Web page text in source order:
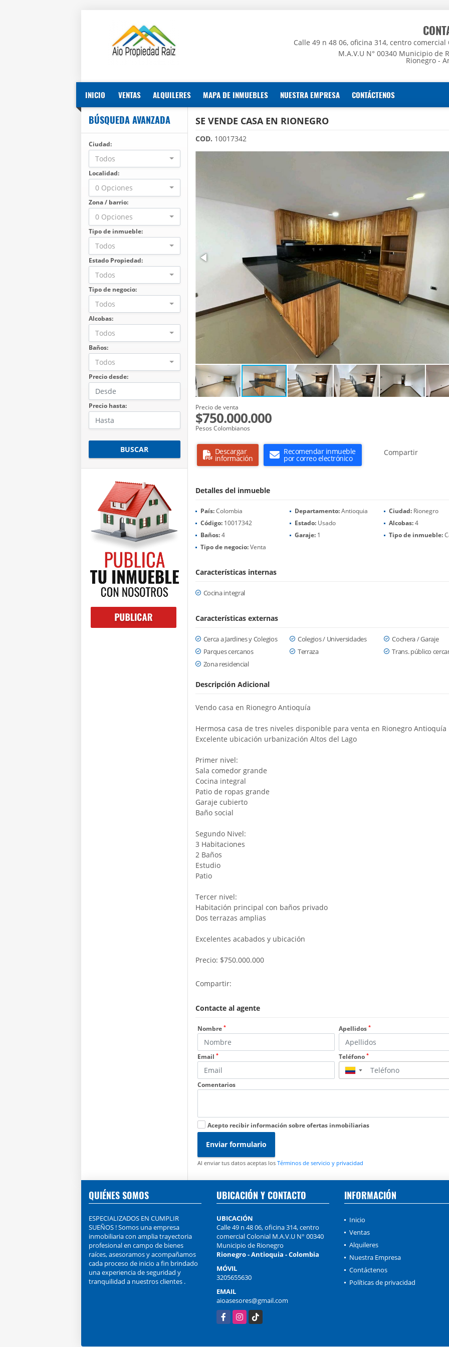
Calle 49 n 48 06, oficina 314, centro comercial
M.A.V.U N° 00340 Municipio de
Rionegro -
INICIO VENTAS ALQUILERES MAPA DE INMUEBLES NUESTRA EMPRESA CONTÁCTENOS
BÚSQUEDA AVANZADA
Ciudad:
Todos
Localidad:
0 Opciones
Zona / barrio:
0 Opciones
Tipo de inmueble:
Todos
Estado Propiedad:
Todos
Tipo de negocio:
Todos
Alcobas:
Todos
Baños:
Todos
Precio desde:
Precio hasta:
BUSCAR
SE VENDE CASA EN RIONEGRO
COD. 10017342
Precio de venta
$750.000.000
Pesos Colombianos
Descargar
información
Recomendar inmueble
por correo electrónico
Compartir
Detalles del inmueble
País:Colombia Departamento:Antioquia Ciudad: Rionegro
Código:10017342 Estado:Usado Alcobas:4
Baños:4 Garaje:1 Tipo de inmueble:
Tipo de negocio:Venta
Características internas
Cocina integral
Características externas
Cerca a Jardines y Colegios Colegios / Universidades
Cochera / Garaje
Parques cercanos
Terraza
Trans. público
Zona residencial
Descripción Adicional
Vendo casa en Rionegro Antioquía
Hermosa casa de tres niveles disponible para venta en Rionegro Antioquía
Excelente ubicación urbanización Altos del Lago
Primer nivel:
Sala comedor grande
Cocina integral
Patio de ropas grande
Garaje cubierto
Baño social
Segundo Nivel:
3 Habitaciones
2 Baños
Estudio
Patio
Tercer nivel:
Habitación principal con baños privado
Dos terrazas amplias
Excelentes acabados y ubicación
Precio: $750.000.000
Compartir:
Contacte al agente
Nombre * Apellidos *
Email * Teléfono *
▼
Comentarios
Acepto recibir información sobre ofertas inmobiliarias
Enviar formulario
Al enviar tus datos aceptas los Términos de servicio y privacidad
QUIÉNES SOMOS
ESPECIALIZADOS EN CUMPLIR
SUEÑOS ! Somos una empresa
inmobiliaria con amplia trayectoria
profesional en campo de bienes
raíces, asesoramos y acompañamos
cada proceso de inicio a fin brindado
una experiencia de seguridad y
tranquilidad a nuestros clientes .
UBICACIÓN Y CONTACTO
UBICACIÓN
Calle 49 n 48 06, oficina 314, centro
comercial Colonial M.A.V.U N° 00340
Municipio de Rionegro
Rionegro - Antioquia - Colombia
MÓVIL
3205655630
EMAIL
aioasesores@gmail.com
FacebookInstagram
TikTok
INFORMACIÓN
Inicio
Ventas
Alquileres
Nuestra Empresa
Contáctenos
Políticas de privacidad